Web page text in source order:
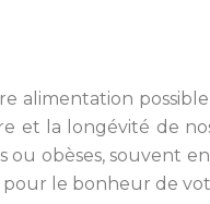
alimentation
la longévité de
obèses, souvent
pour le bonheur de